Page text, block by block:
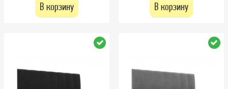
В корзину В корзину